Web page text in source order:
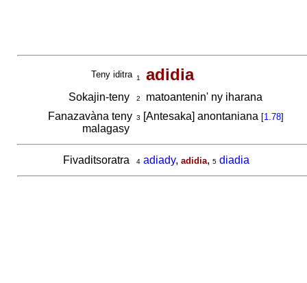
Teny iditra 1 adidia
Sokajin-teny 2
matoantenin' ny iharana
Fanazavàna teny
malagasy
3 [Antesaka] anontaniana [1.78]
Fivaditsoratra 4 adiady, adidia, 5 diadia